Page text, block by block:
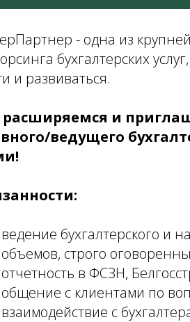
- одна из
бухгалтерских
и развиваться.
и
ведущего
ведение бухгалтерского и
объемов, строго
отчетность в ФСЗН,
общение с клиентами по
взаимодействие с